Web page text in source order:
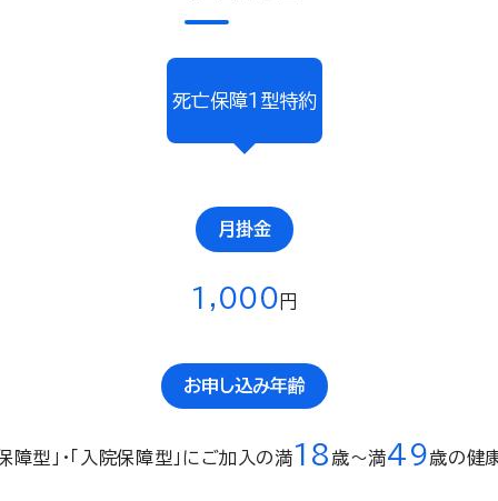
死亡保障１型特約
月掛金
1,000 円
お申し込み年齢
障型」・「入院保障型」にご加入の満18 歳〜満4 9歳の健